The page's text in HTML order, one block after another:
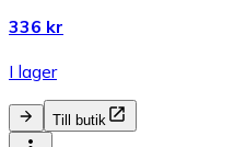
336 kr
I lager
Till butik